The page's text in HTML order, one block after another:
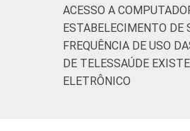
ACESSO A
ESTABELECIMENTO DE
FREQUÊNCIA DE USO
DE TELESSAÚDE
ELETRÔNICO